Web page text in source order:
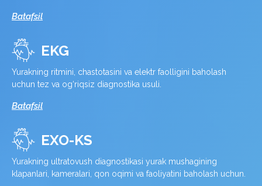
Batafsil
EKG
Yurakning ritmini, chastotasini va elektr faolligini baholash
uchun tez va og‘riqsiz diagnostika usuli.
Batafsil
EXO-KS
Yurakning ultratovush diagnostikasi yurak mushagining
klapanlari, kameralari, qon oqimi va faoliyatini baholash uchun.